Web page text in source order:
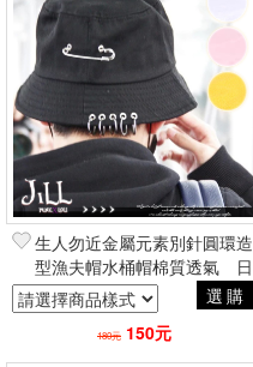
生人勿近金屬元素別針圓環造
型漁夫帽水桶帽棉質透氣 日
系原宿街頭搖滾少女選購
180元 150元